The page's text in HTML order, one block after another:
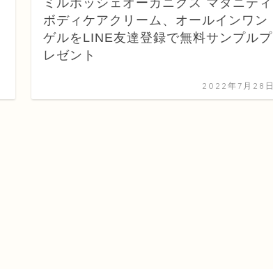
ミルポッシェオーガニクス マタニティ
ボディケアクリーム、オールインワン
ゲルをLINE友達登録で無料サンプルプ
レゼント
2022年7月28日